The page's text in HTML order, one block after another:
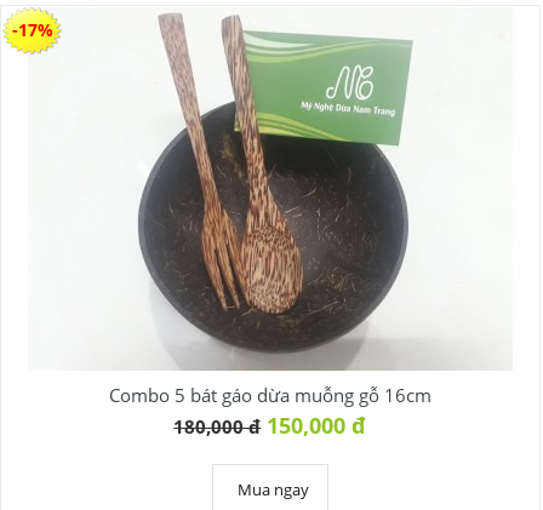
Combo 5 bát gáo dừa muỗng gỗ 16cm
180,000 đ 150,000 đ
Mua ngay
-17%